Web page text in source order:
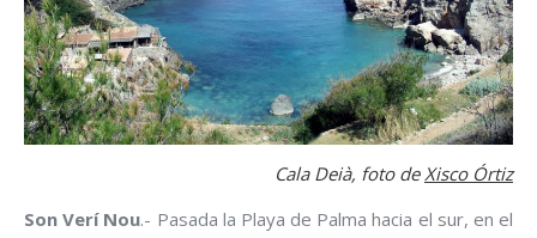
Cala Deià, foto de Xisco Órtiz
Son Verí Nou.- Pasada la Playa de Palma hacia el sur, en el